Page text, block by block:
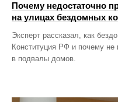
Почему недостаточно
на улицах бездомных
Эксперт рассказал, как
Конституция РФ и почему не
в подвалы домов.